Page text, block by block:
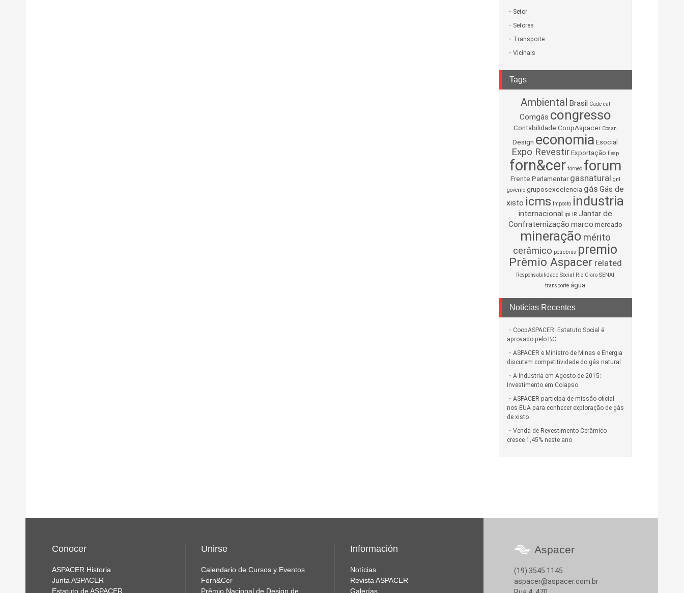
Setor
Setores
Transporte
Vicinais
Tags
Ambiental Brasil Cade cat
Comgás congresso
Contabilidade CoopAspacer Cosan
Design economia Esocial
Expo Revestir Exportação fiesp
forn&cer fornec forum
Frente Parlamentar gasnatural gnl
governo gruposexcelencia gás Gás de
xisto icms Imposto industria
internacional ipi IR Jantar de
Confraternização marco mercado
mineração mérito
cerâmico petrobrás premio
Prêmio Aspacer related
Responsabilidade Social Rio Claro SENAI
transporte água
Notícias Recentes
CoopASPACER: Estatuto Social é
aprovado pelo BC
ASPACER e Ministro de Minas e Energia
discutem competitividade do gás natural
A Indústria em Agosto de 2015:
Investimento em Colapso
ASPACER participa de missão oficial
nos EUA para conhecer exploração de gás
de xisto
Venda de Revestimento Cerâmico
cresce 1,45% neste ano
Conocer
ASPACER Historia
Junta ASPACER
Estatuto de ASPACER
Unirse
Calendario de Cursos y Eventos
Forn&Cer
Prêmio Nacional de Design de
Información
Notícias
Revista ASPACER
Galerías
Aspacer
(19) 3545.1145
aspacer@aspacer.com.br